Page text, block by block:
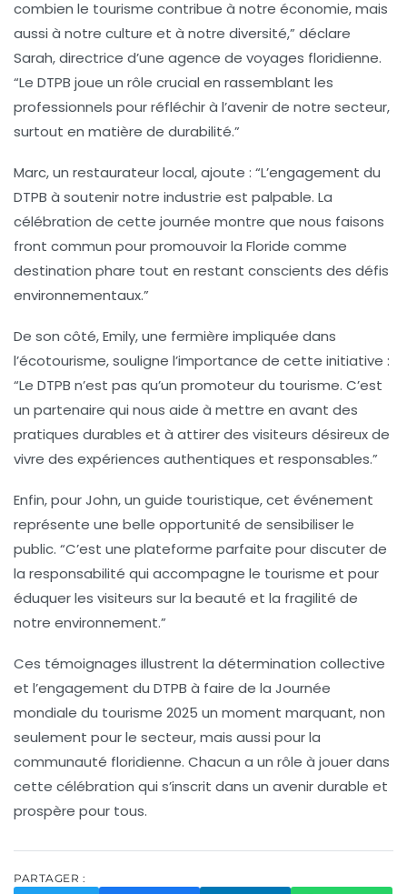
combien le tourisme contribue à notre économie, mais
aussi à notre culture et à notre diversité,” déclare
Sarah, directrice d’une agence de voyages floridienne.
“Le DTPB joue un rôle crucial en rassemblant les
professionnels pour réfléchir à l’avenir de notre secteur,
surtout en matière de durabilité.”
Marc, un restaurateur local, ajoute : “L’engagement du
DTPB à soutenir notre industrie est palpable. La
célébration de cette journée montre que nous faisons
front commun pour promouvoir la Floride comme
destination phare tout en restant conscients des défis
environnementaux.”
De son côté, Emily, une fermière impliquée dans
l’écotourisme, souligne l’importance de cette initiative :
“Le DTPB n’est pas qu’un promoteur du tourisme. C’est
un partenaire qui nous aide à mettre en avant des
pratiques durables et à attirer des visiteurs désireux de
vivre des expériences authentiques et responsables.”
Enfin, pour John, un guide touristique, cet événement
représente une belle opportunité de sensibiliser le
public. “C’est une plateforme parfaite pour discuter de
la responsabilité qui accompagne le tourisme et pour
éduquer les visiteurs sur la beauté et la fragilité de
notre environnement.”
Ces témoignages illustrent la détermination collective
et l’engagement du DTPB à faire de la Journée
mondiale du tourisme 2025 un moment marquant, non
seulement pour le secteur, mais aussi pour la
communauté floridienne. Chacun a un rôle à jouer dans
cette célébration qui s’inscrit dans un avenir durable et
prospère pour tous.
PARTAGER :